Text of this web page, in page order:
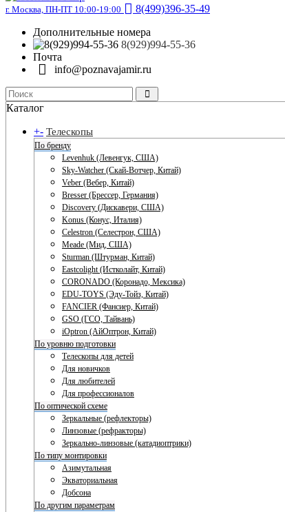
г. Москва, ПН-ПТ 10:00-19:00
8(499)396-35-49
Дополнительные номера
8(929)994-55-36
Почта
info@poznavajamir.ru
Каталог
+- Телескопы
По бренду
Levenhuk (Левенгук, США)
Sky-Watcher (Скай-Вотчер, Китай)
Veber (Вебер, Китай)
Bresser (Брессер, Германия)
Discovery (Дискавери, США)
Konus (Конус, Италия)
Celestron (Селестрон, США)
Meade (Мид, США)
Sturman (Штурман, Китай)
Eastcolight (Истколайт, Китай)
CORONADO (Коронадо, Мексика)
EDU-TOYS (Эду-Тойз, Китай)
FANCIER (Фансиер, Китай)
GSO (ГСО, Тайвань)
iOptron (АйОптрон, Китай)
По уровню подготовки
Телескопы для детей
Для новичков
Для любителей
Для профессионалов
По оптической схеме
Зеркальные (рефлекторы)
Линзовые (рефракторы)
Зеркально-линзовые (катадиоптрики)
По типу монтировки
Азимутальная
Экваториальная
Добсона
По другим параметрам